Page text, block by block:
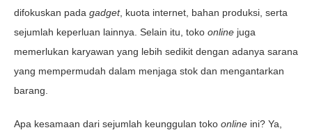
difokuskan pada gadget, kuota internet, bahan produksi, serta
sejumlah keperluan lainnya. Selain itu, toko online juga
memerlukan karyawan yang lebih sedikit dengan adanya sarana
yang mempermudah dalam menjaga stok dan mengantarkan
barang.
Apa kesamaan dari sejumlah keunggulan toko online ini? Ya,